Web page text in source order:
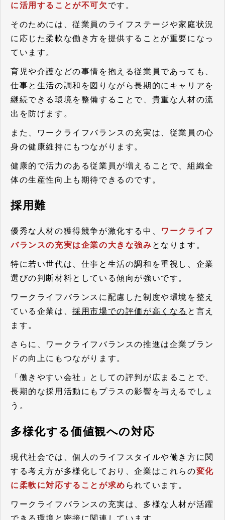
に活用することが不可欠 です。
そのためには、従業員のライフステージや家庭状況
に応じた柔軟な働き方を提供することが重要になっ
ています。
育児や介護などの事情を抱える従業員であっても、
仕事と生活の調和を図りながら長期的にキャリアを
継続できる環境を整備することで、貴重な人材の流
出を防げます。
また、ワークライフバランスの充実は、従業員の心
身の健康維持にもつながります。
健康的で活力のある従業員が増えることで、組織全
体の生産性向上も期待できるのです。
採用難
優秀な人材の獲得競争が激化する中、
ワークライフ
バランスの充実は企業の大きな強み となります。
特に若い世代は、仕事と生活の調和を重視し、企業
選びの判断材料としている傾向が強いです。
ワークライフバランスに配慮した制度や環境を整え
ている企業は、採用市場での評価が高くなる と言え
ます。
さらに、ワークライフバランスの推進は企業ブラン
ドの向上にもつながります。
「働きやすい会社」としての評判が広まることで、
長期的な採用活動にもプラスの影響を与えるでしょ
う。
多様化する価値観への対応
現代社会では、個人のライフスタイルや働き方に関
する考え方が多様化しており、企業はこれらの変化
に柔軟に対応することが求め られています。
ワークライフバランスの充実は、多様な人材が活躍
できる環境と密接に関連しています。